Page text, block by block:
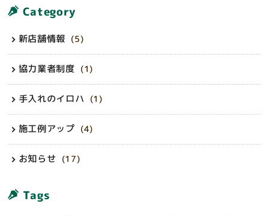
Category
新店舗情報 (5)
協力業者制度 (1)
手入れのイロハ (1)
施工例アップ (4)
お知らせ (17)
Tags